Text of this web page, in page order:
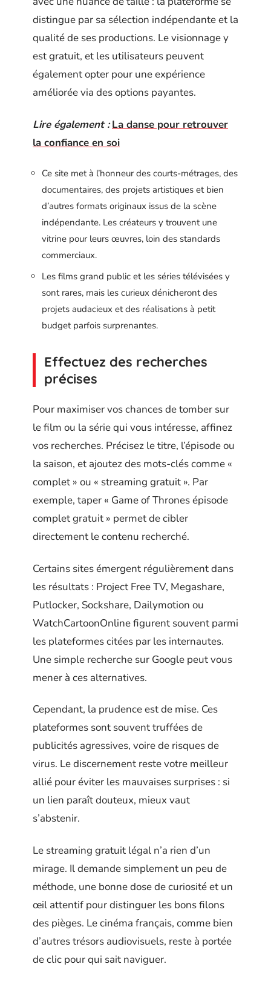
distingue par sa sélection indépendante et la
qualité de ses productions. Le visionnage y
est gratuit, et les utilisateurs peuvent
également opter pour une expérience
améliorée via des options payantes.
Lire également : La danse pour retrouver
la confiance en soi
Ce site met à l’honneur des courts-métrages, des
documentaires, des projets artistiques et bien
d’autres formats originaux issus de la scène
indépendante. Les créateurs y trouvent une
vitrine pour leurs œuvres, loin des standards
commerciaux.
Les films grand public et les séries télévisées y
sont rares, mais les curieux dénicheront des
projets audacieux et des réalisations à petit
budget parfois surprenantes.
Effectuez des recherches
précises
Pour maximiser vos chances de tomber sur
le film ou la série qui vous intéresse, affinez
vos recherches. Précisez le titre, l’épisode ou
la saison, et ajoutez des mots-clés comme «
complet » ou « streaming gratuit ». Par
exemple, taper « Game of Thrones épisode
complet gratuit » permet de cibler
directement le contenu recherché.
Certains sites émergent régulièrement dans
les résultats : Project Free TV, Megashare,
Putlocker, Sockshare, Dailymotion ou
WatchCartoonOnline figurent souvent parmi
les plateformes citées par les internautes.
Une simple recherche sur Google peut vous
mener à ces alternatives.
Cependant, la prudence est de mise. Ces
plateformes sont souvent truffées de
publicités agressives, voire de risques de
virus. Le discernement reste votre meilleur
allié pour éviter les mauvaises surprises : si
un lien paraît douteux, mieux vaut
s’abstenir.
Le streaming gratuit légal n’a rien d’un
mirage. Il demande simplement un peu de
méthode, une bonne dose de curiosité et un
œil attentif pour distinguer les bons filons
des pièges. Le cinéma français, comme bien
d’autres trésors audiovisuels, reste à portée
de clic pour qui sait naviguer.